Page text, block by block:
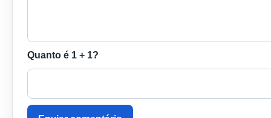
Quanto é 1 + 1?